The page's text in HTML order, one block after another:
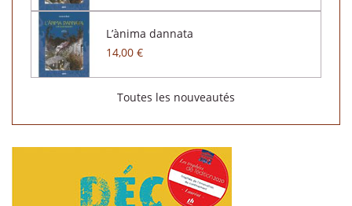
L’ànima dannata
14,00 €
Toutes les nouveautés